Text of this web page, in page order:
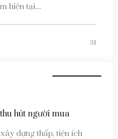
hiện tại....
31
hút người mua
dựng thấp, tiện ích